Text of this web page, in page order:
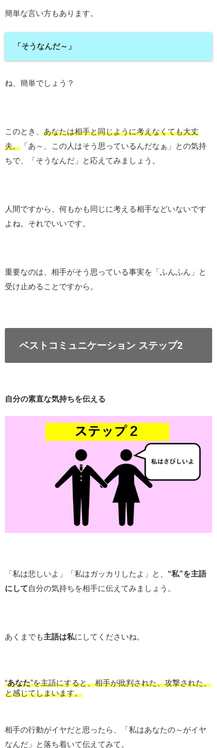
簡単な言い方もあります。
「そうなんだ～」
ね、簡単でしょう？
このとき、 あなたは相手と同じように考えなくても大丈
夫。 「あ～、この人はそう思っているんだなぁ」との気持
ちで、「そうなんだ」と応えてみましょう。
人間ですから、何もかも同じに考える相手などいないです
よね。それでいいです。
重要なのは、相手がそう思っている事実を「ふんふん」と
受け止めることですから。
ベストコミュニケーション ステップ2
自分の素直な気持ちを伝える
「私は悲しいよ」「私はガッカリしたよ」と、 “私”を主語
にして自分の気持ちを相手に伝えてみましょう。
あくまでも主語は私にしてくださいね。
“あなた”を主語にすると、相手が批判された、攻撃された、
と感じてしまいます。
相手の行動がイヤだと思ったら、「私はあなたの～がイヤ
なんだ」と落ち着いて伝えてみて。